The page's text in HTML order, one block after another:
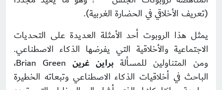
(تعريف الأخلاقي في الحضارة الغربية).
يمثل هذا الروبوت أحد الأمثلة العديدة على التحديات
الاجتماعية والأخلاقية التي يفرضها الذكاء الاصطناعي.
ومن المتناولين للمسألة براين غرين
Brian Green،
الباحث في أخلاقيات الذكاء الاصطناعي وتبعاته الخطيرة